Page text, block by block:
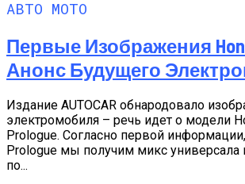
АВТО МОТО
Первые Изображения
Анонс Будущего
Издание AUTOCAR обнародовало
электромобиля – речь идет о модели
Prologue. Согласно первой
Prologue мы получим микс универсала
по...